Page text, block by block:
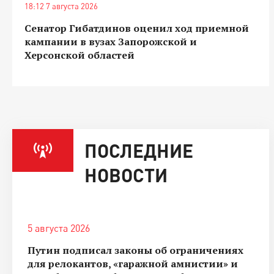
18:12 7 августа 2026
Сенатор Гибатдинов оценил ход приемной
кампании в вузах Запорожской и
Херсонской областей
ПОСЛЕДНИЕ
НОВОСТИ
5 августа 2026
Путин подписал законы об ограничениях
для релокантов, «гаражной амнистии» и